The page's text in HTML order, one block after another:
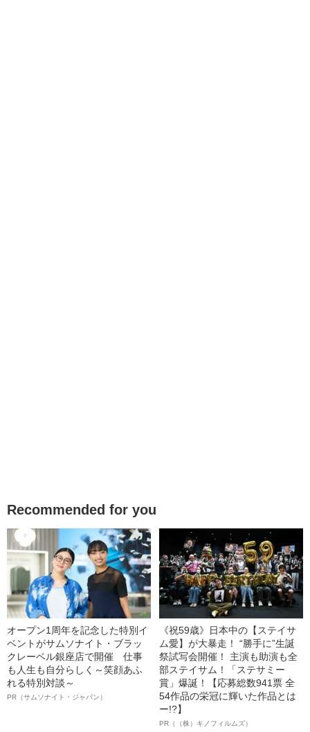
Recommended for you
オープン1周年を記念した特別イ
ベントがサムソナイト・ブラッ
クレーベル銀座店で開催 仕事
も人生も自分らしく～笑顔あふ
れる特別対談～
PR（サムソナイト・ジャパン）
《祝59歳》日本中の【ステイサ
ム愛】が大暴走！ “勝手に”生誕
祭試写会開催！ 主演も助演も全
部ステイサム！「ステサミー
賞」爆誕！【応募総数941票 全
54作品の栄冠に輝いた作品とは
ー!?】
PR（（株）キノフィルムズ）